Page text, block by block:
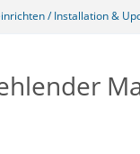
/ Installation &